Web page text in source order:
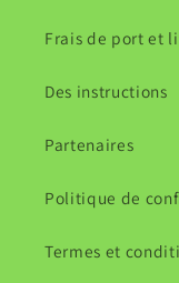
Frais de port et
Des instructions
Partenaires
Politique de
Termes et